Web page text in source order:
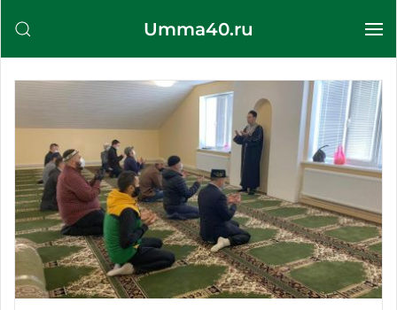
Umma40.ru